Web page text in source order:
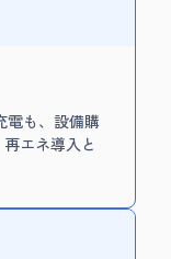
電も、設備購
エネ導入と